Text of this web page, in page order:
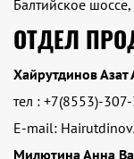
Балтийское
ОТДЕЛ
Хайрутдинов Азат
тел : +7(8553)-
E-mail:
Милютина Анна